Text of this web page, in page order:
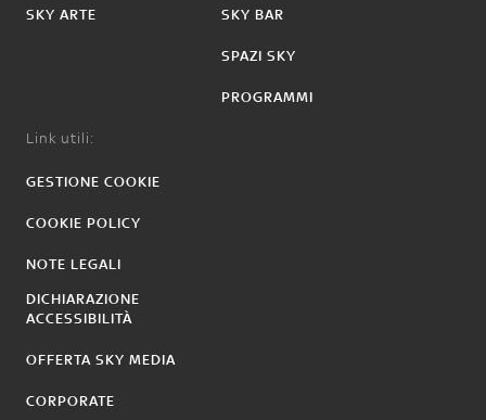
SKY ARTE SKY BAR
SPAZI SKY
PROGRAMMI
Link utili:
GESTIONE COOKIE
COOKIE POLICY
NOTE LEGALI
DICHIARAZIONE
ACCESSIBILITÀ
OFFERTA SKY MEDIA
CORPORATE